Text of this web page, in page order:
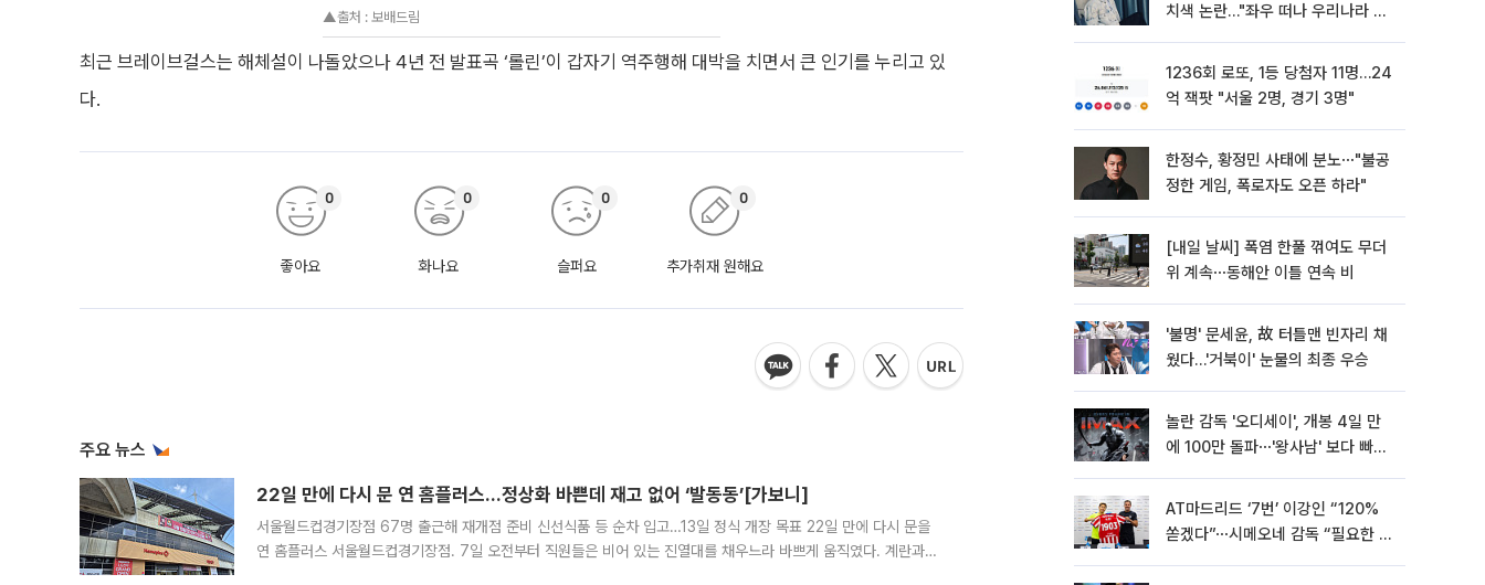
▲출처 : 보배드림
최근 브레이브걸스는 해체설이 나돌았으나 4년 전 발표곡 ‘롤린’이 갑자기 역주행해 대박을 치면서 큰 인기를 누리고 있
다.
좋아요
0
화나요
0
슬퍼요
0
추가취재 원해요
0
주요 뉴스
22일 만에 다시 문 연 홈플러스…정상화 바쁜데 재고 없어 ‘발동동’[가보니]
서울월드컵경기장점 67명 출근해 재개점 준비 신선식품 등 순차 입고…13일 정식 개장 목표 22일 만에 다시 문을
연 홈플러스 서울월드컵경기장점. 7일 오전부터 직원들은 비어 있는 진열대를 채우느라 바쁘게 움직였다. 계란과
치색 논란…"좌우 떠나 우리나라 국
1236회 로또, 1등 당첨자 11명…24
억 잭팟 "서울 2명, 경기 3명"
한정수, 황정민 사태에 분노⋯"불공
정한 게임, 폭로자도 오픈 하라"
[내일 날씨] 폭염 한풀 꺾여도 무더
위 계속⋯동해안 이틀 연속 비
'불명' 문세윤, 故 터틀맨 빈자리 채
웠다…'거북이' 눈물의 최종 우승
놀란 감독 '오디세이', 개봉 4일 만
에 100만 돌파⋯'왕사남' 보다 빠르
AT마드리드 ‘7번’ 이강인 “120%
쏟겠다”⋯시메오네 감독 “필요한 선